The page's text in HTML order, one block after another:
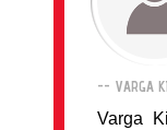
-- VARGA
Varga